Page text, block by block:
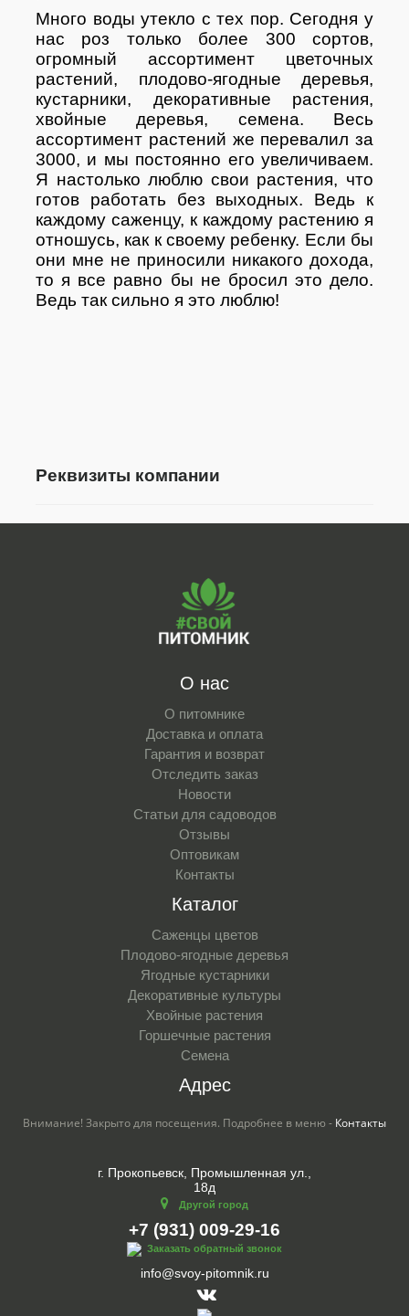
Много воды утекло с тех пор. Сегодня у
нас роз только более 300 сортов,
огромный ассортимент цветочных
растений, плодово-ягодные деревья,
кустарники, декоративные растения,
хвойные деревья, семена. Весь
ассортимент растений же перевалил за
3000, и мы постоянно его увеличиваем.
Я настолько люблю свои растения, что
готов работать без выходных. Ведь к
каждому саженцу, к каждому растению я
отношусь, как к своему ребенку. Если бы
они мне не приносили никакого дохода,
то я все равно бы не бросил это дело.
Ведь так сильно я это люблю!
Реквизиты компании
О нас
О питомнике
Доставка и оплата
Гарантия и возврат
Отследить заказ
Новости
Статьи для садоводов
Отзывы
Оптовикам
Контакты
Каталог
Саженцы цветов
Плодово-ягодные деревья
Ягодные кустарники
Декоративные культуры
Хвойные растения
Горшечные растения
Семена
Адрес
Внимание! Закрыто для посещения. Подробнее в меню - Контакты
г. Прокопьевск, Промышленная ул.,
18д
Другой город
+7 (931) 009-29-16
Заказать обратный звонок
info@svoy-pitomnik.ru